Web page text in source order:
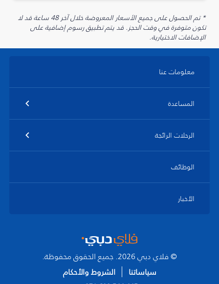
* تم الحصول على جميع الأسعار المعروضة خلال آخر 48 ساعة قد لا
تكون متوفرة في وقت الحجز. قد يتم تطبيق رسوم إضافية على
الإضافات الاختيارية.
معلومات عنا
المساعدة
الرحلات الرائجة
الوظائف
الأخبار
© فلاي دبي 2026. جميع الحقوق محفوظة.
سياساتنا
الشروط والأحكام